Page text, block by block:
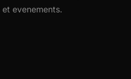
evenements.